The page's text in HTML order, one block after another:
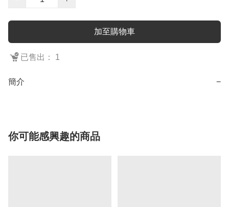
加至購物車
已售出： 1
簡介 −
你可能感興趣的商品